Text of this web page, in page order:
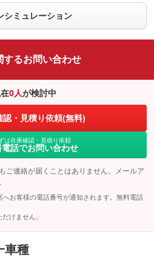
シミュレーション
するお問い合わせ
0人が検討中
認・見積り依頼(無料)
は在庫確認・見積り依頼
電話でお問い合わせ
ご連絡が届くことはありません。メールア
お客様の電話番号が通知されます。無料電話
けません。
車種